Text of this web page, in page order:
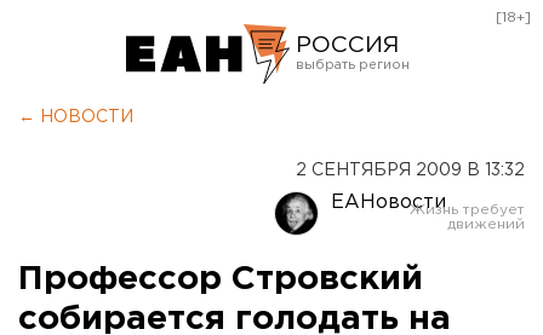
РОССИЯ
Оренбург
[18+]
← НОВОСТИ
2 СЕНТЯБРЯ 2009 В 13:32
ЕАНовости
Профессор Стровский
собирается голодать на